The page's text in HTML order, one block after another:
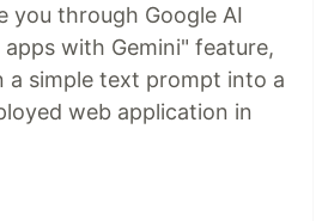
you through Google AI
with Gemini" feature,
a simple text prompt into a
web application in